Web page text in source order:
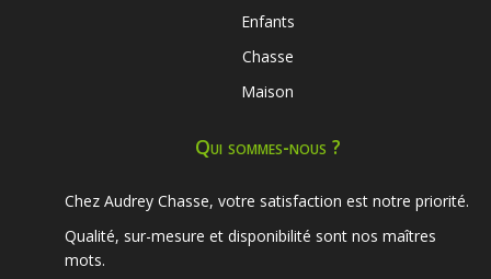
Enfants
Chasse
Maison
Qui sommes-nous ?
Chez Audrey Chasse, votre satisfaction est notre priorité.
Qualité, sur-mesure et disponibilité sont nos maîtres
mots.